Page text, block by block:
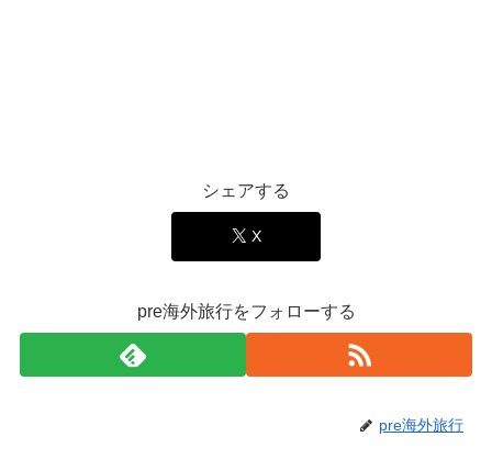
シェアする
X
pre海外旅行をフォローする
pre海外旅行